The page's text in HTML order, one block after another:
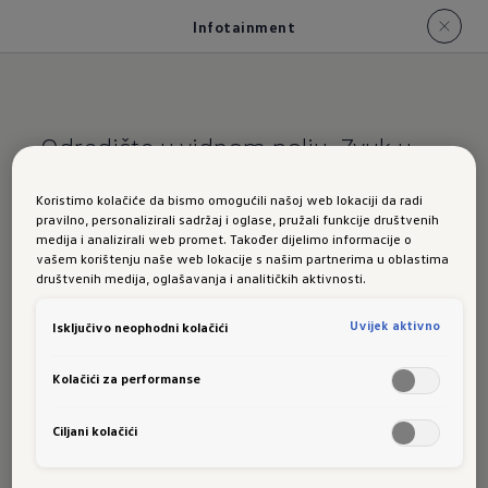
Infotainment
Odredište u vidnom polju. Zvuk u
Infotainment
digitalni DAB+ prijam, bluetooth interfejs za
Koristimo kolačiće da bismo omogućili našoj web lokaciji da radi
pravilno, personalizirali sadržaj i oglase, pružali funkcije društvenih
medija i analizirali web promet. Također dijelimo informacije o
vašem korištenju naše web lokacije s našim partnerima u oblastima
društvenih medija, oglašavanja i analitičkih aktivnosti.
Isključivo neophodni kolačići Uvijek aktivno
Kolačići za performanse
Ciljani kolačići